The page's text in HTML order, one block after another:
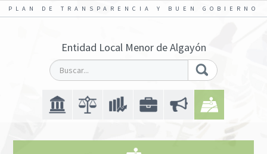
PLAN DE TRANSPARENCIA Y BUEN GOBIERNO
Entidad Local Menor de Algayón